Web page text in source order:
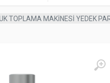
TOPLAMA MAKİNESİ YEDEK